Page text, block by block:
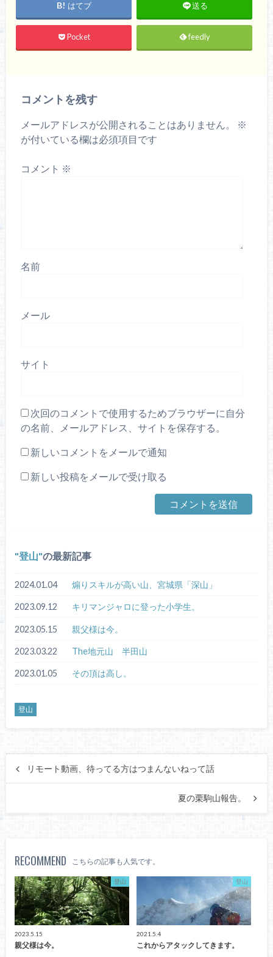
はてブ 送る
Pocket feedly
コメントを残す
メールアドレスが公開されることはありません。
※
が付いている欄は必須項目です
コメント ※
名前
メール
サイト
次回のコメントで使用するためブラウザーに自分
の名前、メールアドレス、サイトを保存する。
新しいコメントをメールで通知
新しい投稿をメールで受け取る
登山 の最新記事
2024.01.04 煽りスキルが高い山、宮城県「深山」
2023.09.12 キリマンジャロに登った小学生。
2023.05.15 親父様は今。
2023.03.22 The地元山 半田山
2023.01.05 その頂は高し。
登山
リモート動画、待ってる方はつまんないねって話
夏の栗駒山報告。
RECOMMEND こちらの記事も人気です。
登山
2023.5.15
親父様は今。
登山
2021.5.4
これからアタックしてきます。